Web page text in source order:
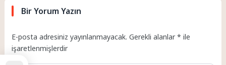
Bir Yorum Yazın
E-posta adresiniz yayınlanmayacak. Gerekli alanlar* ile
işaretlenmişlerdir